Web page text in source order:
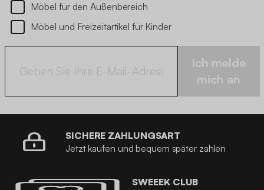
Möbel für den Außenbereich
Möbel und Freizeitartikel für Kinder
Ich melde
mich an
SICHERE ZAHLUNGSART
Jetzt kaufen und bequem später zahlen
SWEEEK CLUB